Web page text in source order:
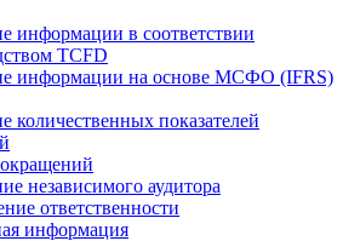
информации в соответствии
TCFD
информации на основе МСФО (IFRS)
количественных показателей
независимого аудитора
ответственности
информация